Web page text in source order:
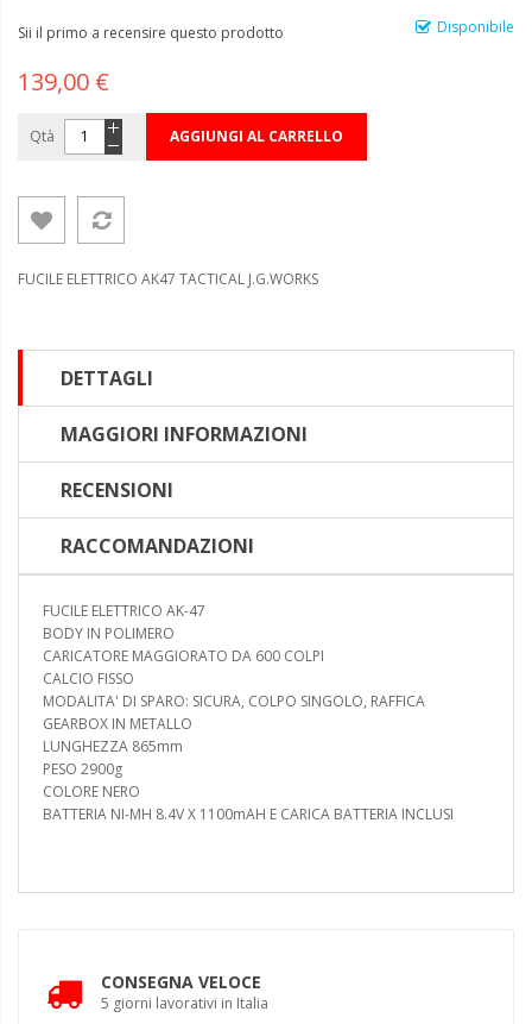
Disponibile
Sii il primo a recensire questo prodotto
139,00 €
Qtà AGGIUNGI AL CARRELLO
FUCILE ELETTRICO AK47 TACTICAL J.G.WORKS
DETTAGLI
MAGGIORI INFORMAZIONI
RECENSIONI
RACCOMANDAZIONI
FUCILE ELETTRICO AK-47
BODY IN POLIMERO
CARICATORE MAGGIORATO DA 600 COLPI
CALCIO FISSO
MODALITA' DI SPARO: SICURA, COLPO SINGOLO, RAFFICA
GEARBOX IN METALLO
LUNGHEZZA 865mm
PESO 2900g
COLORE NERO
BATTERIA NI-MH 8.4V X 1100mAH E CARICA BATTERIA INCLUSI
CONSEGNA VELOCE
5 giorni lavorativi in Italia